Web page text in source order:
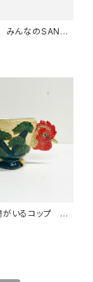
みんなのSANZ
いるコップ み